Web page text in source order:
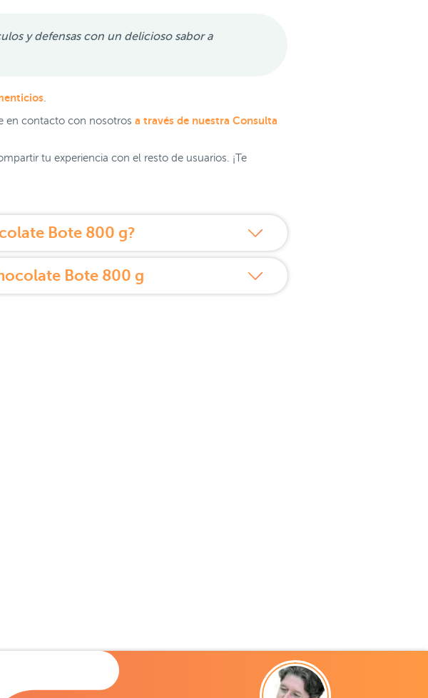
y defensas con un delicioso sabor a
en contacto con nosotros a través de nuestra Consulta
tu experiencia con el resto de usuarios. ¡Te
Bote 800 g?
Bote 800 g